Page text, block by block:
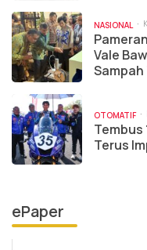
NASIONAL
Vale
OTOMATIF
Tembus
Terus
ePaper